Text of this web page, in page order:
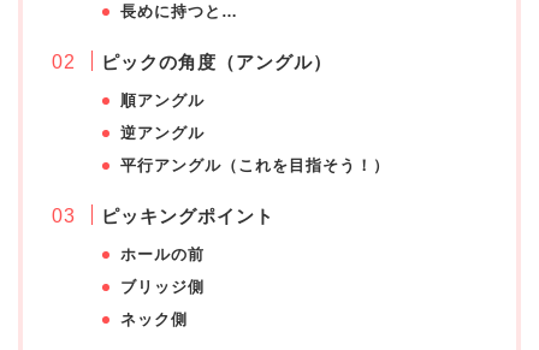
長めに持つと…
ピックの角度（アングル）
順アングル
逆アングル
平行アングル（これを目指そう！）
ピッキングポイント
ホールの前
ブリッジ側
ネック側